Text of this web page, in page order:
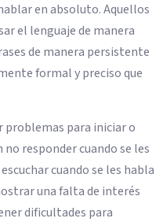
en absoluto. Aquellos
el lenguaje de manera
de manera persistente
formal y preciso que
problemas para iniciar o
responder cuando se les
cuando se les habla
una falta de interés
dificultades para